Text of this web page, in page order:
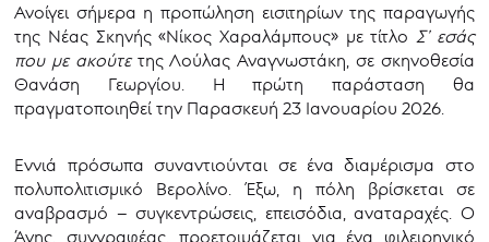
Ανοίγει σήμερα η προπώληση εισιτηρίων της παραγωγής
της Νέας Σκηνής «Νίκος Χαραλάμπους» με τίτλο Σ’ εσάς
που με ακούτετης Λούλας Αναγνωστάκη, σε σκηνοθεσία
Θανάση Γεωργίου. Η πρώτη παράσταση θα
πραγματοποιηθεί την Παρασκευή 23 Ιανουαρίου 2026.
Εννιά πρόσωπα συναντιούνται σε ένα διαμέρισμα στο
πολυπολιτισμικό Βερολίνο. Έξω, η πόλη βρίσκεται σε
αναβρασμό – συγκεντρώσεις, επεισόδια, αναταραχές. Ο
Άγης, συγγραφέας, προετοιμάζεται για ένα φιλειρηνικό